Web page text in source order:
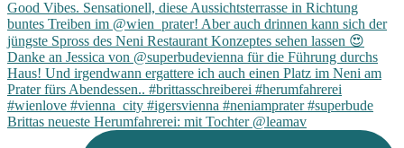
Brittas neueste Herumfahrerei: mit Tochter @leamav